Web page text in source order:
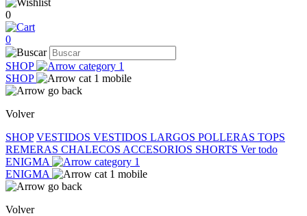
0
0
SHOP
SHOP
Volver
SHOP VESTIDOS VESTIDOS LARGOS POLLERAS TOPS
REMERAS CHALECOS ACCESORIOS SHORTS Ver todo
ENIGMA
ENIGMA
Volver